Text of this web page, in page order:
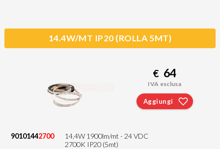
14.4W/MT IP20 (ROLLA 5MT)
90101442700
14,4W 1900lm/mt - 24 VDC
2700K IP20 (5mt)
€ 64
IVA esclusa
Aggiungi